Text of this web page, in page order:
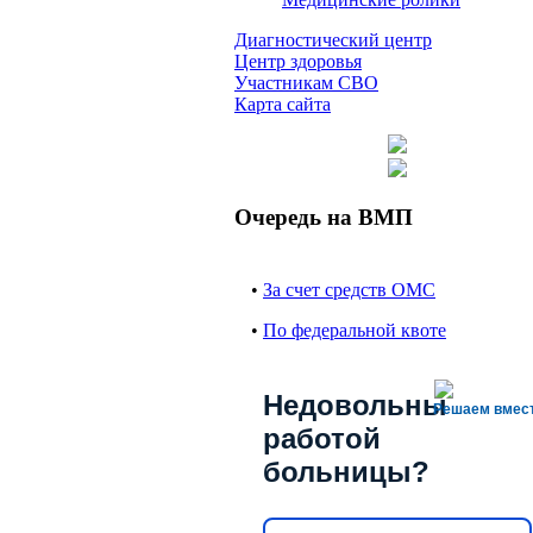
Диагностический центр
Центр здоровья
Участникам СВО
Карта сайта
Очередь на ВМП
• За счет средств ОМС
• По федеральной квоте
Решаем
Недовольны
работой
больницы?